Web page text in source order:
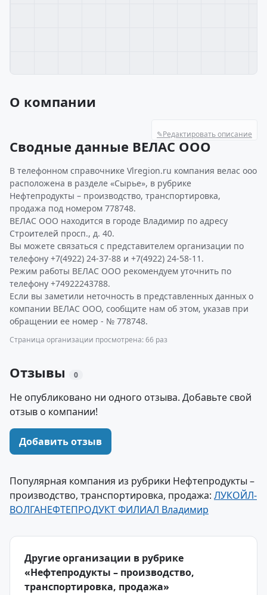
О компании
✎Редактировать описание
Сводные данные ВЕЛАС ООО
В телефонном справочнике Vlregion.ru компания велас ооо
расположена в разделе «Сырье», в рубрике
Нефтепродукты – производство, транспортировка,
продажа под номером 778748.
ВЕЛАС ООО находится в городе Владимир по адресу
Строителей просп., д. 40.
Вы можете связаться с представителем организации по
телефону +7(4922) 24-37-88 и +7(4922) 24-58-11.
Режим работы ВЕЛАС ООО рекомендуем уточнить по
телефону +74922243788.
Если вы заметили неточность в представленных данных о
компании ВЕЛАС ООО, сообщите нам об этом, указав при
обращении ее номер - № 778748.
Страница организации просмотрена: 66 раз
Отзывы 0
Не опубликовано ни одного отзыва. Добавьте свой
отзыв о компании!
Добавить отзыв
Популярная компания из рубрики Нефтепродукты –
производство, транспортировка, продажа: ЛУКОЙЛ-
ВОЛГАНЕФТЕПРОДУКТ ФИЛИАЛ Владимир
Другие организации в рубрике
«Нефтепродукты – производство,
транспортировка, продажа»